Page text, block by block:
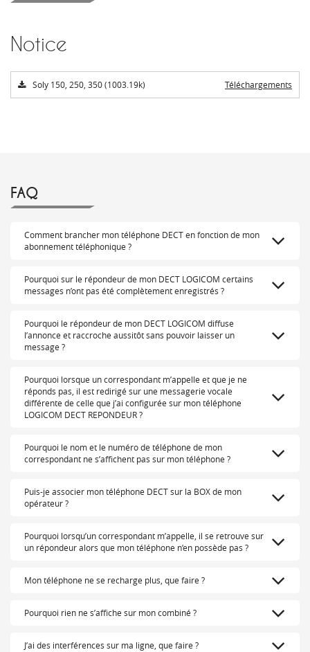
Notice
Soly 150, 250, 350 (1003.19k) Téléchargements
FAQ
Comment brancher mon téléphone DECT en fonction de mon
abonnement téléphonique ?
Pourquoi sur le répondeur de mon DECT LOGICOM certains
messages n’ont pas été complètement enregistrés ?
Pourquoi le répondeur de mon DECT LOGICOM diffuse
l’annonce et raccroche aussitôt sans pouvoir laisser un
message ?
Pourquoi lorsque un correspondant m’appelle et que je ne
réponds pas, il est redirigé sur une messagerie vocale
différente de celle que j’ai configurée sur mon téléphone
LOGICOM DECT REPONDEUR ?
Pourquoi le nom et le numéro de téléphone de mon
correspondant ne s’affichent pas sur mon téléphone ?
Puis-je associer mon téléphone DECT sur la BOX de mon
opérateur ?
Pourquoi lorsqu’un correspondant m’appelle, il se retrouve sur
un répondeur alors que mon téléphone n’en possède pas ?
Mon téléphone ne se recharge plus, que faire ?
Pourquoi rien ne s’affiche sur mon combiné ?
J’ai des interférences sur ma ligne, que faire ?